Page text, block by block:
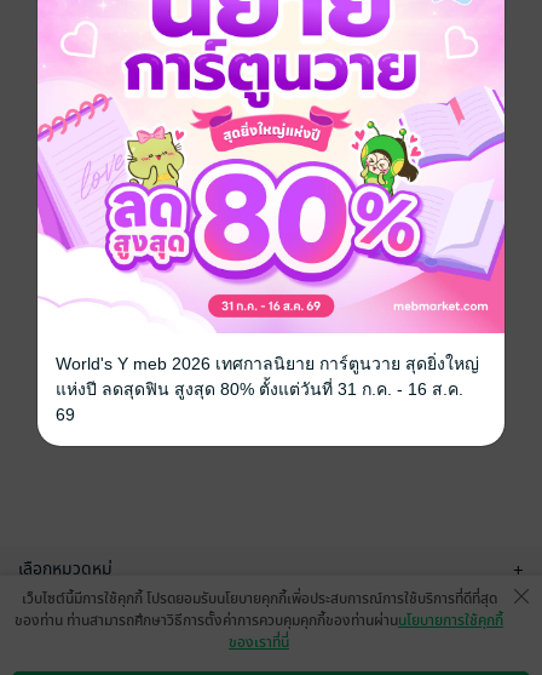
เลือกหมวดหมู่ +
บริการช่วยเหลือ
เว็บไซต์นี้มีการใช้คุกกี้ โปรดยอมรับนโยบายคุกกี้เพื่อประสบการณ์การใช้บริการที่ดีที่สุด
ของท่าน ท่านสามารถศึกษาวิธีการตั้งค่าการควบคุมคุกกี้ของท่านผ่านนโยบายการใช้คุกกี้
ของเราที่นี่
World's Y meb 2026 เทศกาลนิยาย การ์ตูนวาย สุดยิ่งใหญ่
แห่งปี ลดสุดฟิน สูงสุด 80% ตั้งแต่วันที่ 31 ก.ค. - 16 ส.ค.
69